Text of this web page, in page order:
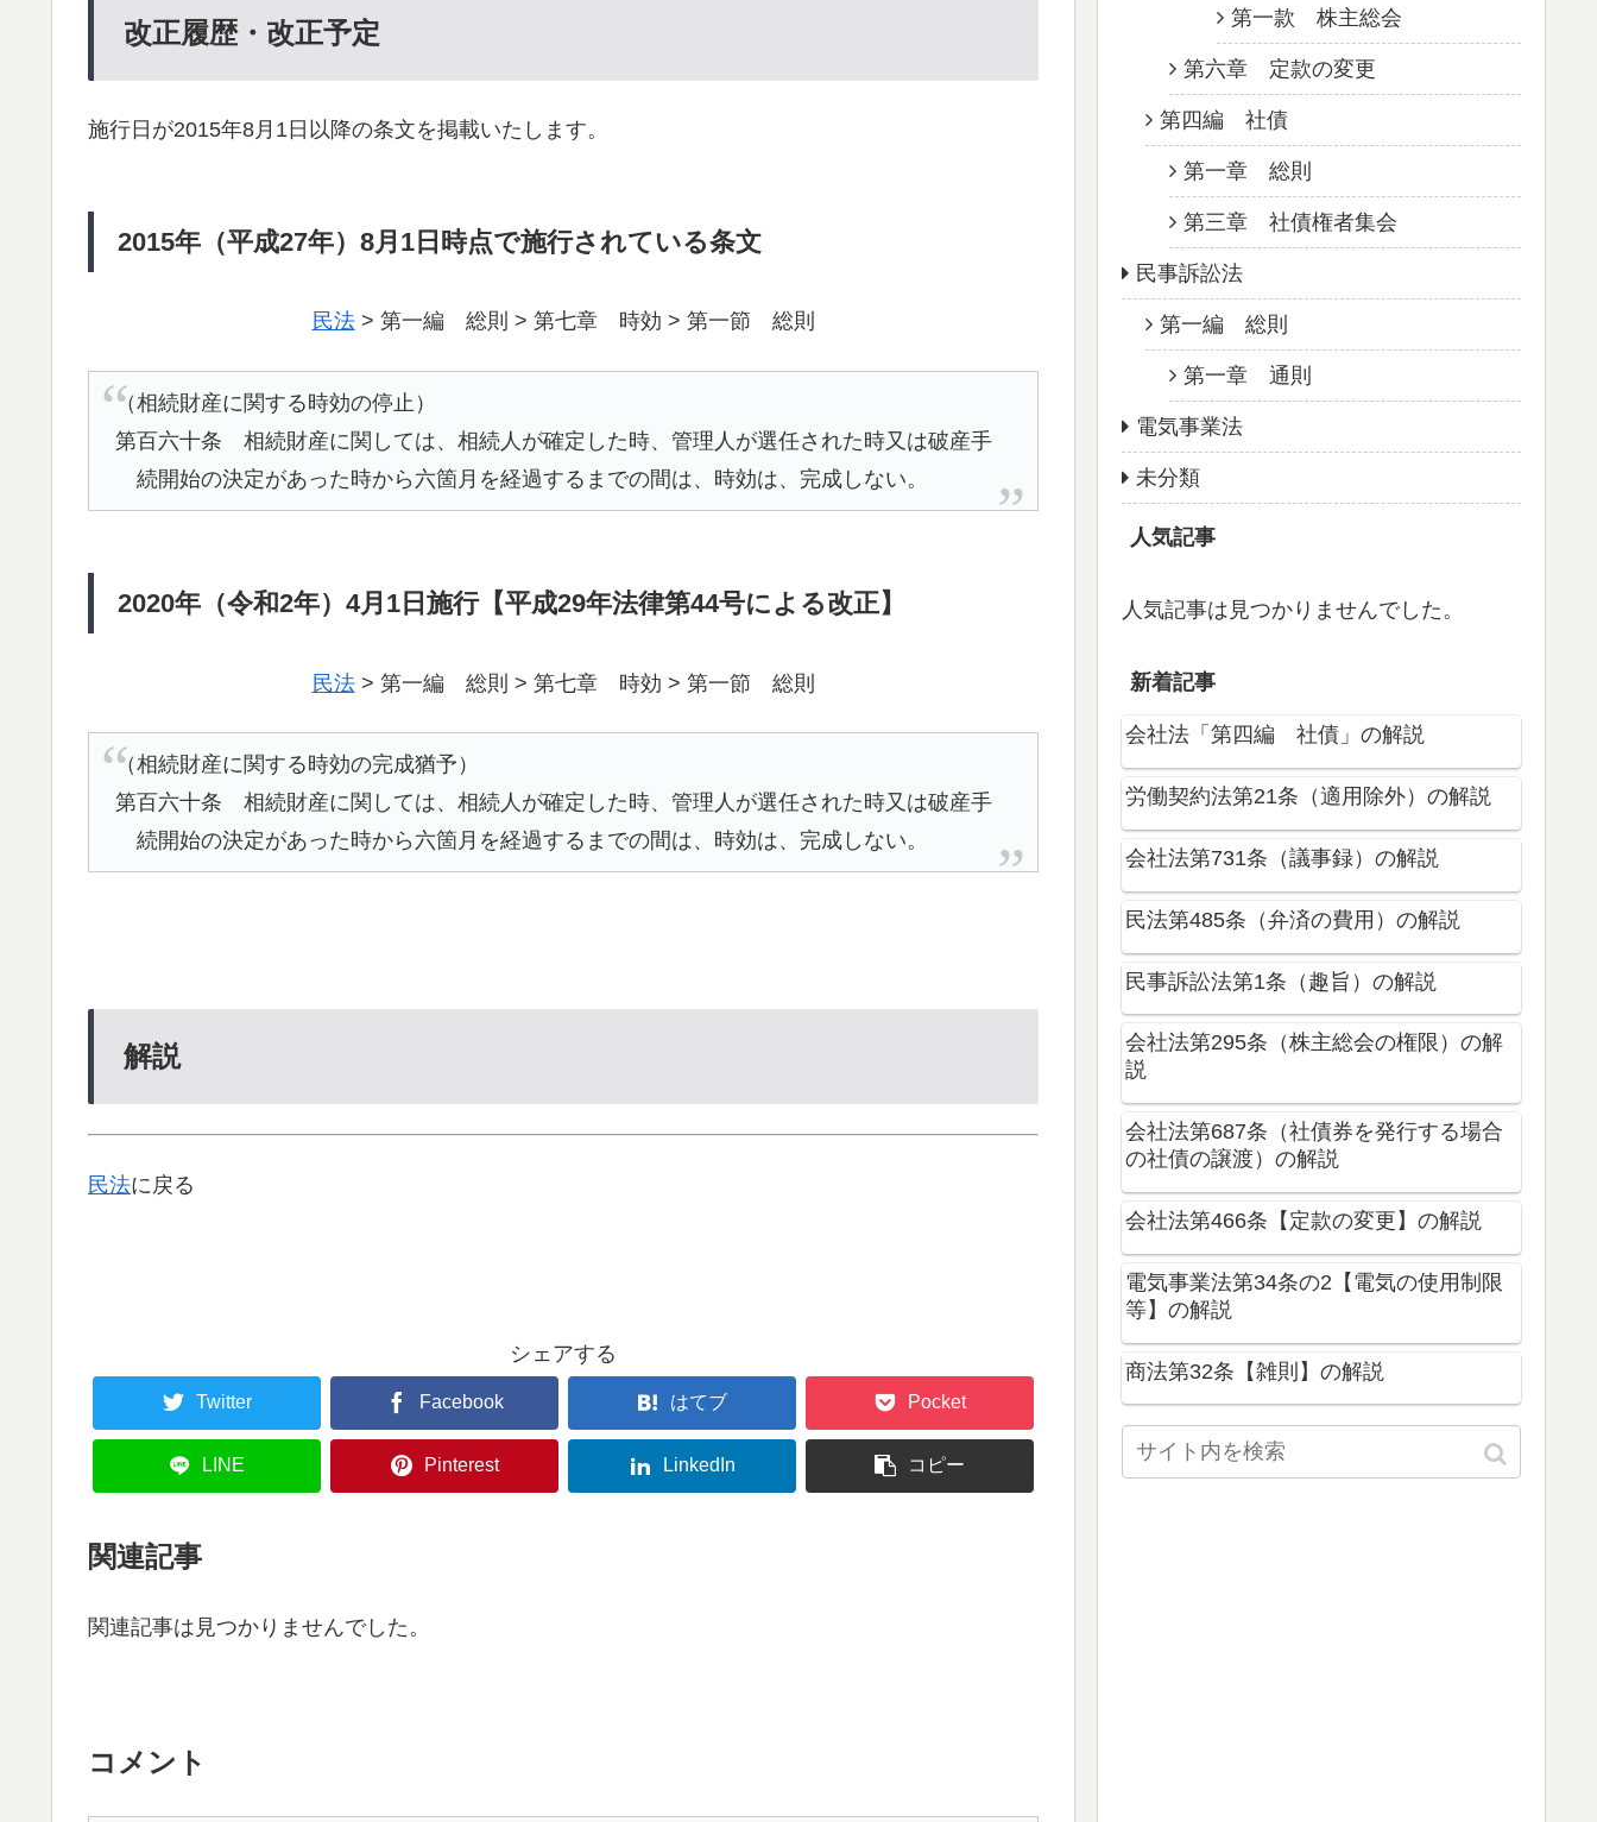
改正履歴・改正予定
施行日が2015年8月1日以降の条文を掲載いたします。
2015年（平成27年）8月1日時点で施行されている条文
民法> 第一編 総則 > 第七章 時効 > 第一節 総則
（相続財産に関する時効の停止）
第百六十条 相続財産に関しては、相続人が確定した時、管理人が選任された時又は破産手
続開始の決定があった時から六箇月を経過するまでの間は、時効は、完成しない。
2020年（令和2年）4月1日施行【平成29年法律第44号による改正】
民法> 第一編 総則 > 第七章 時効 > 第一節 総則
（相続財産に関する時効の完成猶予）
第百六十条 相続財産に関しては、相続人が確定した時、管理人が選任された時又は破産手
続開始の決定があった時から六箇月を経過するまでの間は、時効は、完成しない。
解説
民法に戻る
シェアする
Twitter Facebook はてブ Pocket
LINE Pinterest LinkedIn コピー
関連記事
関連記事は見つかりませんでした。
コメント
第一款 株主総会
第六章 定款の変更
第四編 社債
第一章 総則
第三章 社債権者集会
民事訴訟法
第一編 総則
第一章 通則
電気事業法
未分類
人気記事
人気記事は見つかりませんでした。
新着記事
会社法「第四編 社債」の解説
労働契約法第21条（適用除外）の解説
会社法第731条（議事録）の解説
民法第485条（弁済の費用）の解説
民事訴訟法第1条（趣旨）の解説
会社法第295条（株主総会の権限）の解
説
会社法第687条（社債券を発行する場合
の社債の譲渡）の解説
会社法第466条【定款の変更】の解説
電気事業法第34条の2【電気の使用制限
等】の解説
商法第32条【雑則】の解説